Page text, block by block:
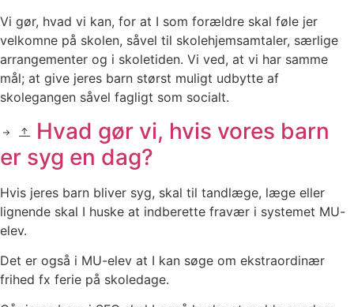
Vi gør, hvad vi kan, for at I som forældre skal føle jer
velkomne på skolen, såvel til skolehjemsamtaler, særlige
arrangementer og i skoletiden. Vi ved, at vi har samme
mål; at give jeres barn størst muligt udbytte af
skolegangen såvel fagligt som socialt.
Hvad gør vi, hvis vores barn
er syg en dag?
Hvis jeres barn bliver syg, skal til tandlæge, læge eller
lignende skal I huske at indberette fravær i systemet MU-
elev.
Det er også i MU-elev at I kan søge om ekstraordinær
frihed fx ferie på skoledage.